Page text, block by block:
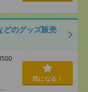
どのグッズ販売
…
気になる！